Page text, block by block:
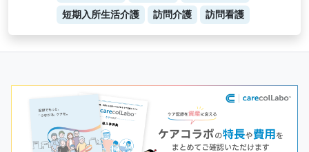
短期入所生活介護
訪問介護 訪問看護